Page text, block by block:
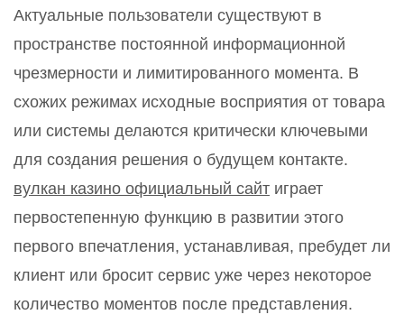
Актуальные пользователи существуют в
пространстве постоянной информационной
чрезмерности и лимитированного момента. В
схожих режимах исходные восприятия от товара
или системы делаются критически ключевыми
для создания решения о будущем контакте.
вулкан казино официальный сайт играет
первостепенную функцию в развитии этого
первого впечатления, устанавливая, пребудет ли
клиент или бросит сервис уже через некоторое
количество моментов после представления.